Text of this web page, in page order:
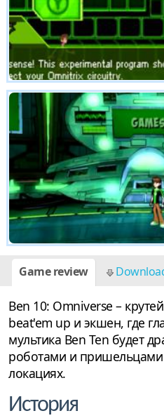
Game review
Ben 10: Omniverse –
beat'em up и экшен, где
мультика Ben Ten будет
роботами и пришельцами
локациях.
История